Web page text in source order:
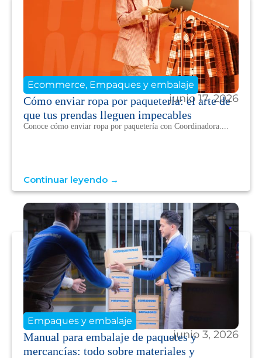
junio 17, 2026
Ecommerce, Empaques y embalaje
Cómo enviar ropa por paquetería: el arte de
que tus prendas lleguen impecables
Conoce cómo enviar ropa por paquetería con Coordinadora....
Continuar leyendo →
junio 3, 2026
Empaques y embalaje
Manual para embalaje de paquetes y
mercancías: todo sobre materiales y